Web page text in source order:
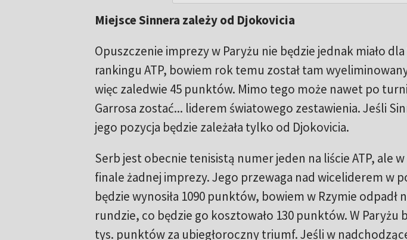
Miejsce Sinnera zależy od Djokovicia
Opuszczenie imprezy w Paryżu nie będzie jednak miało
rankingu ATP, bowiem rok temu został tam
więc zaledwie 45 punktów. Mimo tego może nawet po
Garrosa zostać... liderem światowego zestawienia. Jeśli
jego pozycja będzie zależała tylko od Djokovicia.
Serb jest obecnie tenisistą numer jeden na liście ATP, ale
finale żadnej imprezy. Jego przewaga nad wiceliderem w
będzie wynosiła 1090 punktów, bowiem w Rzymie odpadł
rundzie, co będzie go kosztowało 130 punktów. W Paryżu
tys. punktów za ubiegłoroczny triumf. Jeśli w